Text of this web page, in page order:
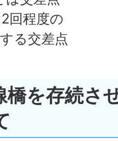
回程度の
る交差点
橋を存続さ